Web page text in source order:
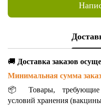
🚚 Доставка заказов
Минимальная сумма
📦 Товары, требующие
условий хранения